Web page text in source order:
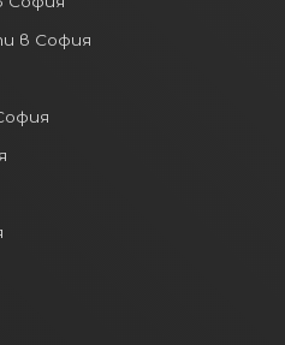
финанси,
работни места,
и най-
в София